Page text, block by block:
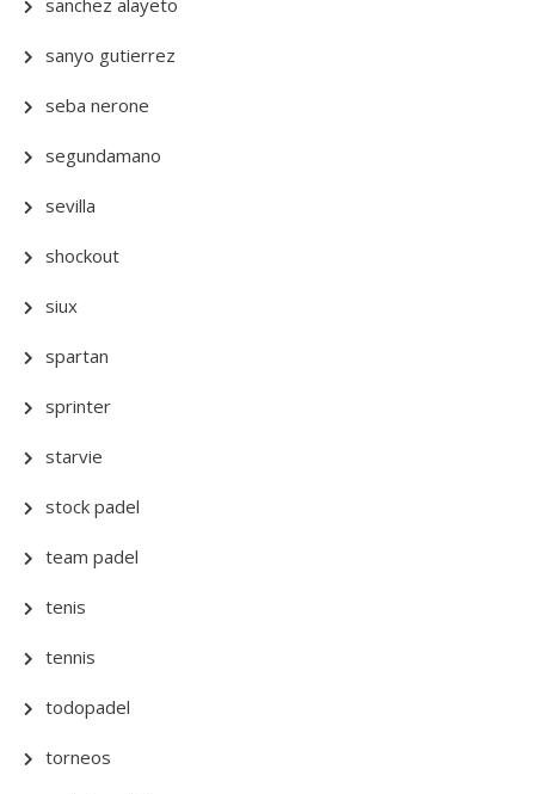
sanchez alayeto
sanyo gutierrez
seba nerone
segundamano
sevilla
shockout
siux
spartan
sprinter
starvie
stock padel
team padel
tenis
tennis
todopadel
torneos